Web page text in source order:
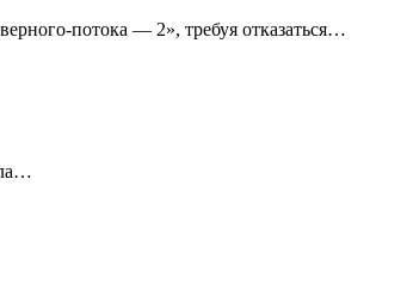
потока — 2», требуя отказаться…